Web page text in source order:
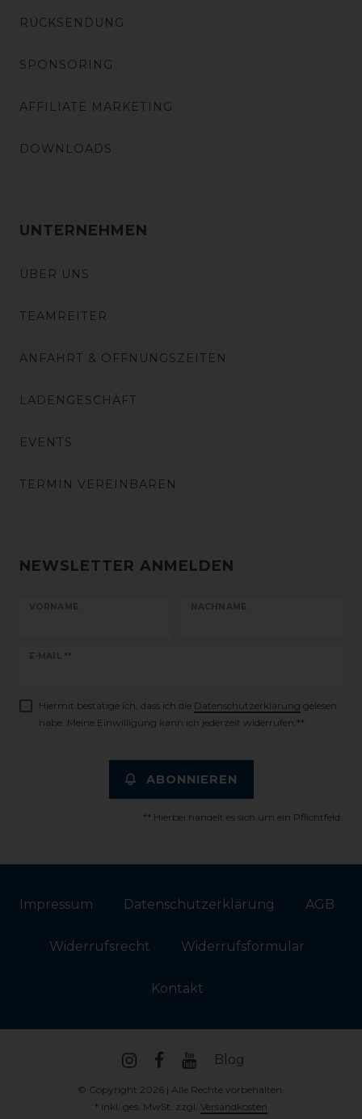
RÜCKSENDUNG
SPONSORING
AFFILIATE MARKETING
DOWNLOADS
UNTERNEHMEN
ÜBER UNS
TEAMREITER
ANFAHRT & ÖFFNUNGSZEITEN
LADENGESCHÄFT
EVENTS
TERMIN VEREINBAREN
NEWSLETTER ANMELDEN
VORNAME NACHNAME
E-MAIL **
Newsletter
Hiermit bestätige ich, dass ich die Daten­schutz­erklärung gelesen
habe. Meine Einwilligung kann ich jederzeit widerrufen.**
ABONNIEREN
** Hierbei handelt es sich um ein Pflichtfeld.
Impressum Daten­schutz­erklärung AGB
Widerrufs­recht Widerrufs­formular
Kontakt
Blog
© Copyright 2026 | Alle Rechte vorbehalten.
* inkl. ges. MwSt. zzgl. Versandkosten